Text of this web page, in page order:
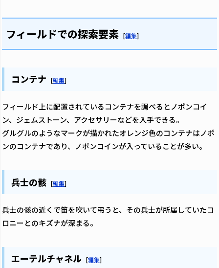
フィールドでの探索要素 [編集]
コンテナ [編集]
フィールド上に配置されているコンテナを調べるとノポンコイ
ン、ジェムストーン、アクセサリーなどを入手できる。
グルグルのようなマークが描かれたオレンジ色のコンテナはノポ
ンのコンテナであり、ノポンコインが入っていることが多い。
兵士の骸 [編集]
兵士の骸の近くで笛を吹いて弔うと、その兵士が所属していたコ
ロニーとのキズナが深まる。
エーテルチャネル [編集]